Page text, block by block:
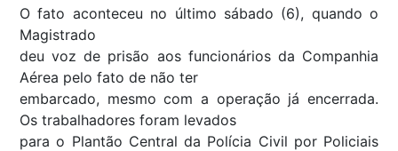
O fato aconteceu no último sábado (6), quando o
Magistrado
deu voz de prisão aos funcionários da Companhia
Aérea pelo fato de não ter
embarcado, mesmo com a operação já encerrada.
Os trabalhadores foram levados
para o Plantão Central da Polícia Civil por Policiais